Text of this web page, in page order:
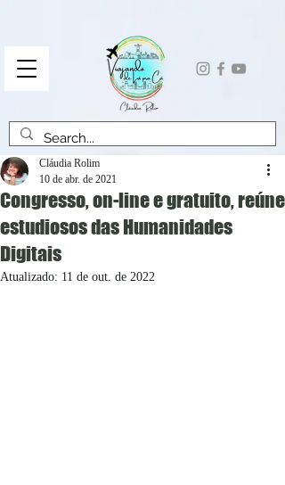
Congresso, on-line e gratuito, reúne
estudiosos das Humanidades
Digitais
Cláudia Rolim
10 de abr. de 2021
Atualizado: 11 de out. de 2022